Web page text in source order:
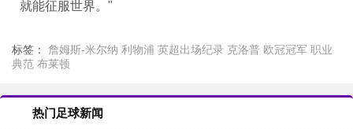
就能征服世界。"
标签： 詹姆斯-米尔纳 利物浦 英超出场纪录 克洛普 欧冠冠军 职业
典范 布莱顿
热门足球新闻